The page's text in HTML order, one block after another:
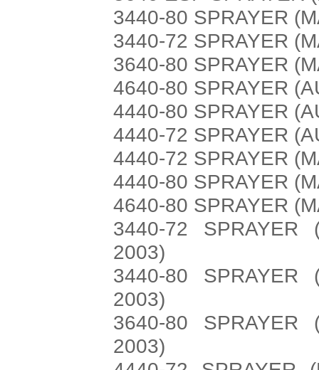
3440-80 SPRAYER
3440-72 SPRAYER
3640-80 SPRAYER
4640-80 SPRAYER
4440-80 SPRAYER
4440-72 SPRAYER
4440-72 SPRAYER
4440-80 SPRAYER
4640-80 SPRAYER
3440-72 SPRAYER
2003)
3440-80 SPRAYER
2003)
3640-80 SPRAYER
2003)